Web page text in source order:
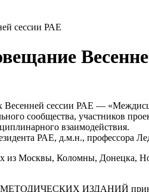
сессии РАЕ
Весенней сессии РАЕ —
сообщества, участников
взаимодействия.
РАЕ, д.м.н., профессора
из Москвы, Коломны, Донецка,
ИЗДАНИЙ приняли